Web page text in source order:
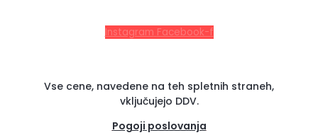
Instagram Facebook-f
Vse cene, navedene na teh spletnih straneh,
vključujejo DDV.
Pogoji poslovanja